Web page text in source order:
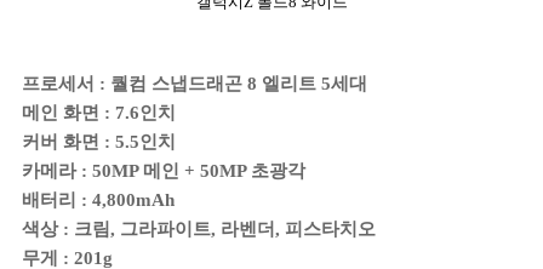
프로세서 : 퀄컴 스냅드래곤 8 엘리트 5세대
메인 화면 : 7.6인치
커버 화면 : 5.5인치
카메라 : 50MP 메인 + 50MP 초광각
배터리 : 4,800mAh
색상 : 크림, 그라파이트, 라벤더, 피스타치오
무게 : 201g